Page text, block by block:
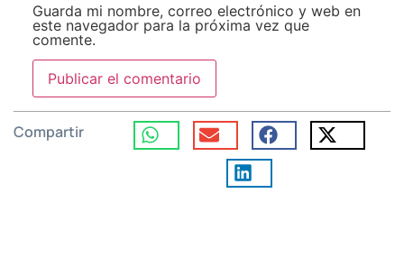
Guarda mi nombre, correo electrónico y web en
este navegador para la próxima vez que
comente.
Compartir